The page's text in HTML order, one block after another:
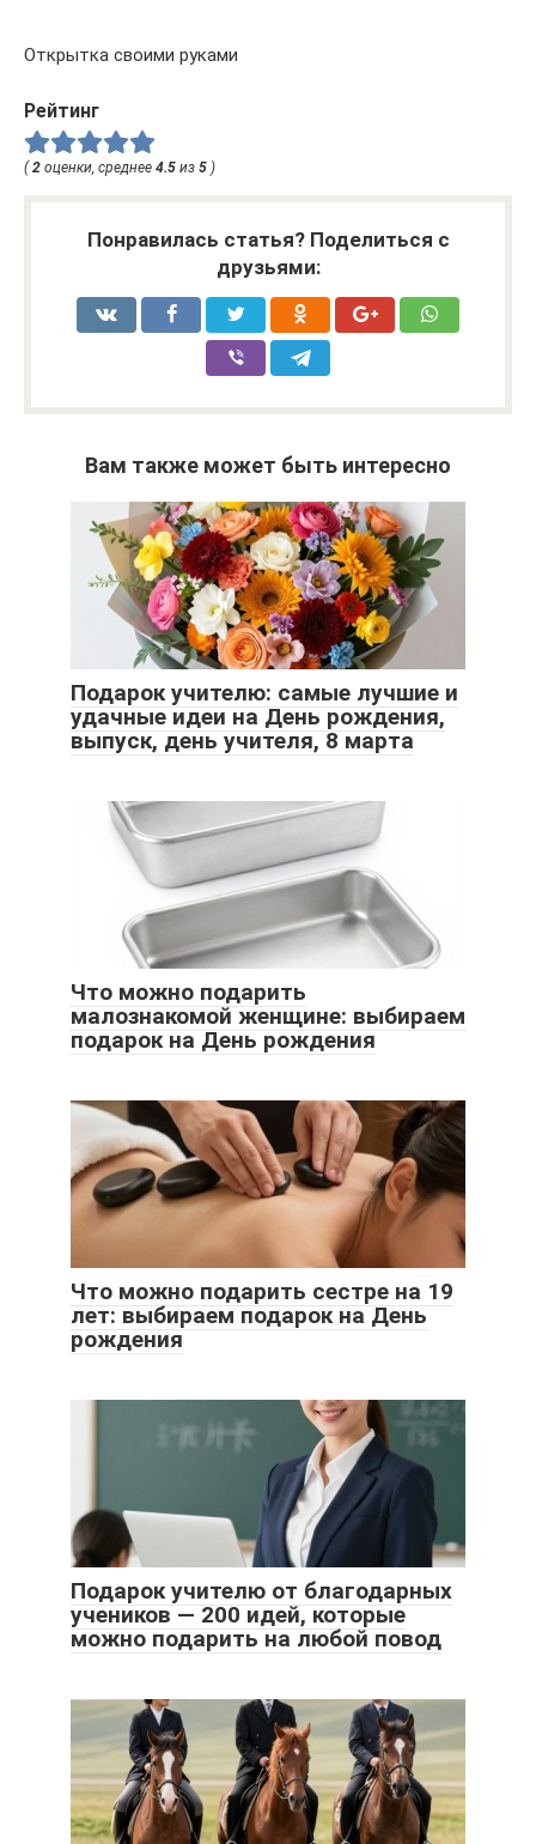
Открытка своими руками
Рейтинг
(2 оценки, среднее 4.5 из 5 )
Понравилась статья? Поделиться с
друзьями:
Вам также может быть интересно
Подарок учителю: самые лучшие и
удачные идеи на День рождения,
выпуск, день учителя, 8 марта
Что можно подарить
малознакомой женщине: выбираем
подарок на День рождения
Что можно подарить сестре на 19
лет: выбираем подарок на День
рождения
Подарок учителю от благодарных
учеников — 200 идей, которые
можно подарить на любой повод